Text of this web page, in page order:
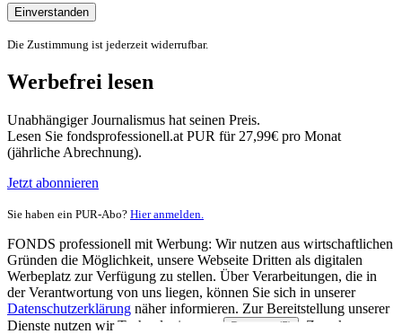
Einverstanden
Die Zustimmung ist jederzeit widerrufbar.
Werbefrei lesen
Unabhängiger Journalismus hat seinen Preis.
Lesen Sie fondsprofessionell.at PUR für 27,99€ pro Monat
(jährliche Abrechnung).
Jetzt abonnieren
Sie haben ein PUR-Abo? Hier anmelden.
FONDS professionell mit Werbung: Wir nutzen aus wirtschaftlichen
Gründen die Möglichkeit, unsere Webseite Dritten als digitalen
Werbeplatz zur Verfügung zu stellen. Über Verarbeitungen, die in
der Verantwortung von uns liegen, können Sie sich in unserer
Datenschutzerklärung näher informieren. Zur Bereitstellung unserer
Dienste nutzen wir Technologien von
Partnern (5)
. Zwecke: